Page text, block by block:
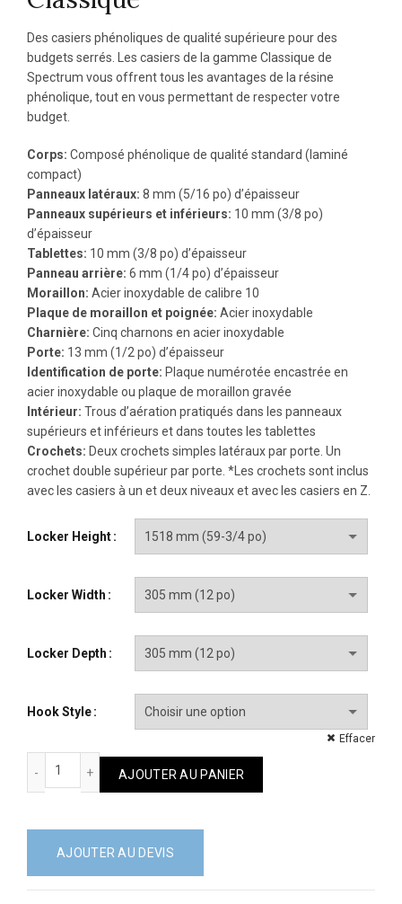
Des casiers phénoliques de qualité supérieure pour des
budgets serrés. Les casiers de la gamme Classique de
Spectrum vous offrent tous les avantages de la résine
phénolique, tout en vous permettant de respecter votre
budget.
Corps: Composé phénolique de qualité standard (laminé
compact)
Panneaux latéraux: 8 mm (5/16 po) d’épaisseur
Panneaux supérieurs et inférieurs: 10 mm (3/8 po)
d’épaisseur
Tablettes: 10 mm (3/8 po) d’épaisseur
Panneau arrière: 6 mm (1/4 po) d’épaisseur
Moraillon: Acier inoxydable de calibre 10
Plaque de moraillon et poignée: Acier inoxydable
Charnière: Cinq charnons en acier inoxydable
Porte: 13 mm (1/2 po) d’épaisseur
Identification de porte: Plaque numérotée encastrée en
acier inoxydable ou plaque de moraillon gravée
Intérieur: Trous d’aération pratiqués dans les panneaux
supérieurs et inférieurs et dans toutes les tablettes
Crochets: Deux crochets simples latéraux par porte. Un
crochet double supérieur par porte. *Les crochets sont inclus
avec les casiers à un et deux niveaux et avec les casiers en Z.
Locker Height
Locker Width
Locker Depth
Hook Style
Effacer
quantité de Classique
AJOUTER AU PANIER
AJOUTER AU DEVIS